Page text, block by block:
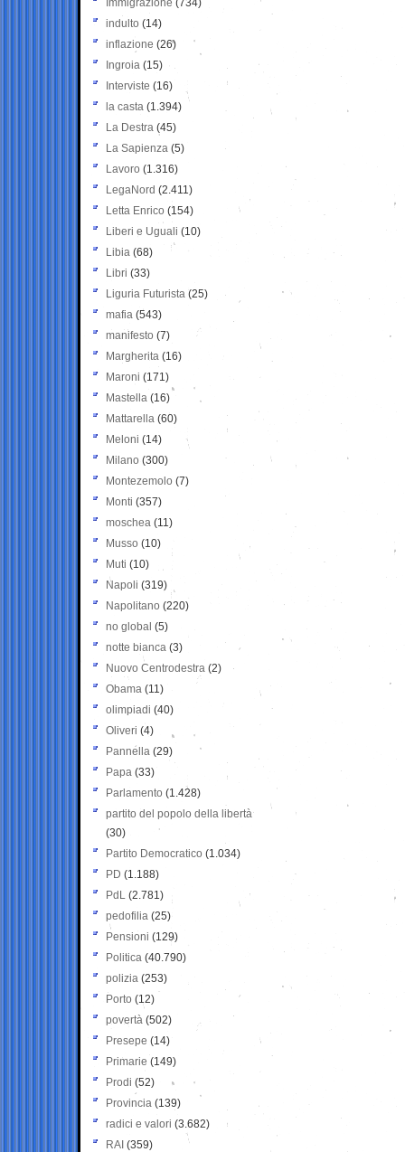
Immigrazione (734)
indulto (14)
inflazione (26)
Ingroia (15)
Interviste (16)
la casta (1.394)
La Destra (45)
La Sapienza (5)
Lavoro (1.316)
LegaNord (2.411)
Letta Enrico (154)
Liberi e Uguali (10)
Libia (68)
Libri (33)
Liguria Futurista (25)
mafia (543)
manifesto (7)
Margherita (16)
Maroni (171)
Mastella (16)
Mattarella (60)
Meloni (14)
Milano (300)
Montezemolo (7)
Monti (357)
moschea (11)
Musso (10)
Muti (10)
Napoli (319)
Napolitano (220)
no global (5)
notte bianca (3)
Nuovo Centrodestra (2)
Obama (11)
olimpiadi (40)
Oliveri (4)
Pannella (29)
Papa (33)
Parlamento (1.428)
partito del popolo della libertà
(30)
Partito Democratico (1.034)
PD (1.188)
PdL (2.781)
pedofilia (25)
Pensioni (129)
Politica (40.790)
polizia (253)
Porto (12)
povertà (502)
Presepe (14)
Primarie (149)
Prodi (52)
Provincia (139)
radici e valori (3.682)
RAI (359)